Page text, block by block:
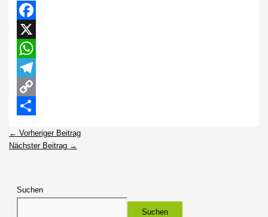
Facebook
X
WhatsApp
Telegram
Copy
← Vorheriger Beitrag
Nächster Beitrag →
Suchen
Suchen